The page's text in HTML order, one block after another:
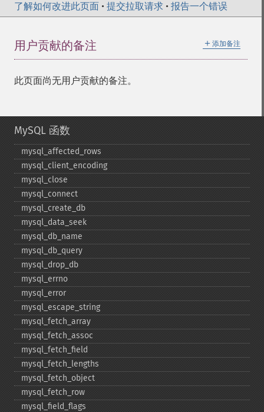
了解如何改进此页面 • 提交拉取请求 • 报告一个错误
＋ 添加备注
用户贡献的备注
此页面尚无用户贡献的备注。
MySQL 函数
mysql_​affected_​rows
mysql_​client_​encoding
mysql_​close
mysql_​connect
mysql_​create_​db
mysql_​data_​seek
mysql_​db_​name
mysql_​db_​query
mysql_​drop_​db
mysql_​errno
mysql_​error
mysql_​escape_​string
mysql_​fetch_​array
mysql_​fetch_​assoc
mysql_​fetch_​field
mysql_​fetch_​lengths
mysql_​fetch_​object
mysql_​fetch_​row
mysql_​field_​flags